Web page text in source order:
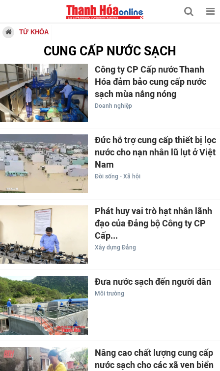
TỪ KHÓA
CUNG CẤP NƯỚC SẠCH
Công ty CP Cấp nước Thanh
Hóa đảm bảo cung cấp nước
sạch mùa nắng nóng
Doanh nghiệp
Đức hỗ trợ cung cấp thiết bị lọc
nước cho nạn nhân lũ lụt ở Việt
Nam
Đời sống - Xã hội
Phát huy vai trò hạt nhân lãnh
đạo của Đảng bộ Công ty CP
Cấp...
Xây dựng Đảng
Đưa nước sạch đến người dân
Môi trường
Nâng cao chất lượng cung cấp
nước sạch cho các xã ven biển